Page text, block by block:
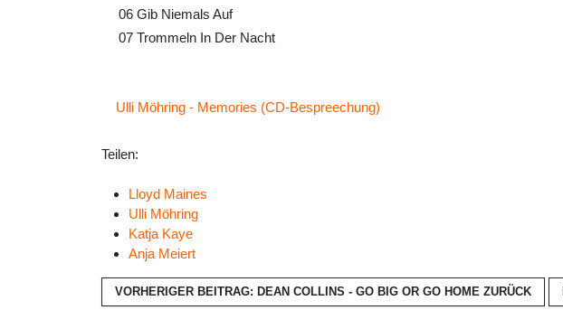
06 Gib Niemals Auf
07 Trommeln In Der Nacht
Ulli Möhring - Memories (CD-Bespreechung)
Teilen:
Lloyd Maines
Ulli Möhring
Katja Kaye
Anja Meiert
VORHERIGER BEITRAG: DEAN COLLINS - GO BIG OR GO HOME ZURÜCK